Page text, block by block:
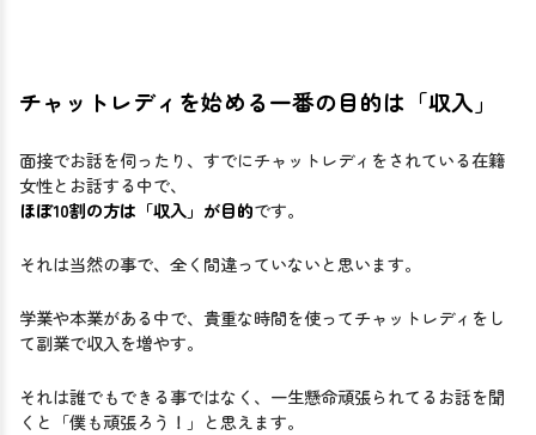
チャットレディを始める一番の目的は「収入」
面接でお話を伺ったり、すでにチャットレディをされている在籍
女性とお話する中で、
ほぼ10割の方は「収入」が目的です。
それは当然の事で、全く間違っていないと思います。
学業や本業がある中で、貴重な時間を使ってチャットレディをし
て副業で収入を増やす。
それは誰でもできる事ではなく、一生懸命頑張られてるお話を聞
くと「僕も頑張ろう！」と思えます。